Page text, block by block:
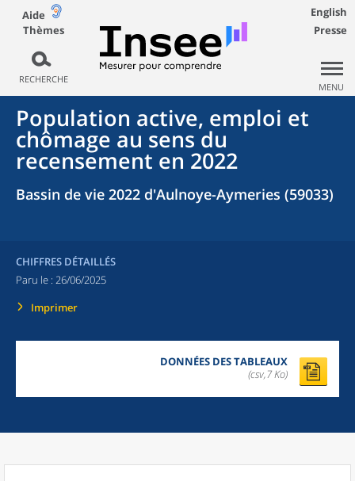
Aide
Thèmes
RECHERCHE
English
Presse
MENU
Population active, emploi et
chômage au sens du
recensement en 2022
Bassin de vie 2022 d'Aulnoye-Aymeries (59033)
CHIFFRES DÉTAILLÉS
Paru le : 26/06/2025
Imprimer
DONNÉES DES TABLEAUX
(csv,7 Ko)